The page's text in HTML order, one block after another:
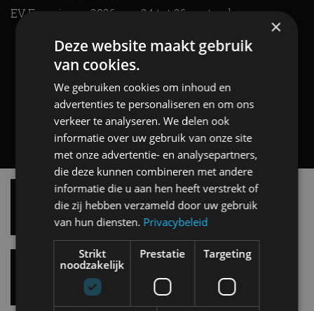
EV Experience 2026 van 24 tot 26 september
Vergelijking: BMW iX3 vs Volvo EX60 – Welke
28 mei
Gespot: een Chevrolet Corvette Z06
7 aug
×
Deze website maakt gebruik
van cookies.
We gebruiken cookies om inhoud en
advertenties te personaliseren en om ons
verkeer te analyseren. We delen ook
informatie over uw gebruik van onze site
met onze advertentie- en analysepartners,
die deze kunnen combineren met andere
informatie die u aan hen heeft verstrekt of
die zij hebben verzameld door uw gebruik
van hun diensten. Privacybeleid
Strikt
noodzakelijk
Prestatie Targeting